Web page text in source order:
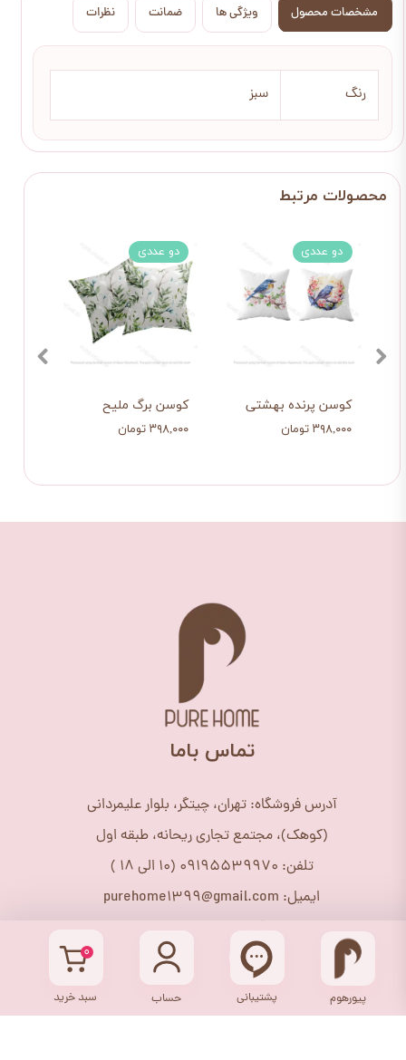
مشخصات محصول ویژگی ها ضمانت نظرات
رنگ سبز
کوسن برگ ملیح
۳۹۸,۰۰۰ تومان
دو عددی
کوسن پرنده بهشتی
۳۹۸,۰۰۰ تومان
دو عددی
​تماس باما
آدرس فروشگاه: تهران، چیتگر، بلوار علیمردانی
(کوهک)، مجتمع تجاری ریحانه، طبقه اول
تلفن: 09195539970 (10 الی 18 )
ایمیل: purehome1399@gmail.com
۰
پیورهوم پشتیبانی حساب سبد خرید